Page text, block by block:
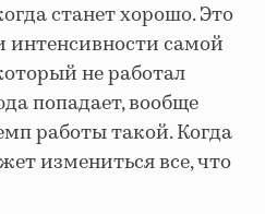
станет хорошо. Это
интенсивности самой
не работал
попадает, вообще
работы такой. Когда
измениться все, что